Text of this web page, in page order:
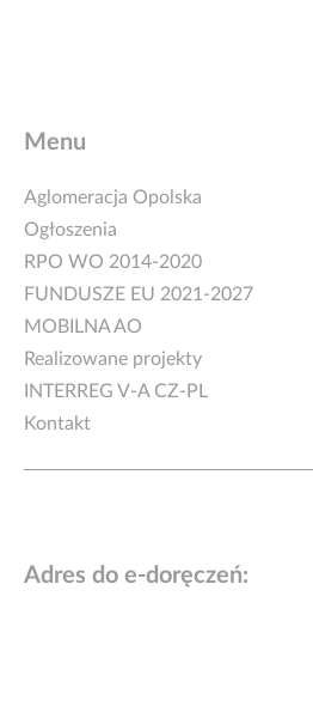
Menu
Aglomeracja Opolska
Ogłoszenia
RPO WO 2014-2020
FUNDUSZE EU 2021-2027
MOBILNA AO
Realizowane projekty
INTERREG V-A CZ-PL
Kontakt
Adres do e-doręczeń: